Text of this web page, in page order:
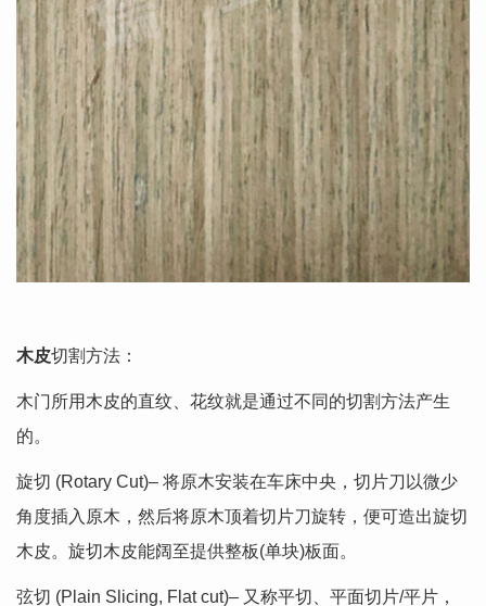
木皮切割方法：
木门所用木皮的直纹、花纹就是通过不同的切割方法产生
的。
旋切 (Rotary Cut)– 将原木安装在车床中央，切片刀以微少
角度插入原木，然后将原木顶着切片刀旋转，便可造出旋切
木皮。旋切木皮能阔至提供整板(单块)板面。
弦切 (Plain Slicing, Flat cut)– 又称平切、平面切片/平片，